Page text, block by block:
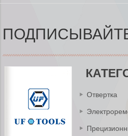
Отвертка